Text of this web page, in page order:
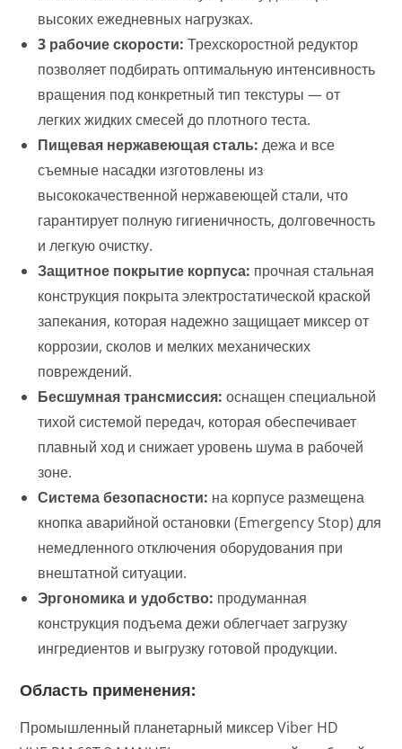
высоких ежедневных нагрузках.
3 рабочие скорости: Трехскоростной редуктор
позволяет подбирать оптимальную интенсивность
вращения под конкретный тип текстуры — от
легких жидких смесей до плотного теста.
Пищевая нержавеющая сталь: дежа и все
съемные насадки изготовлены из
высококачественной нержавеющей стали, что
гарантирует полную гигиеничность, долговечность
и легкую очистку.
Защитное покрытие корпуса: прочная стальная
конструкция покрыта электростатической краской
запекания, которая надежно защищает миксер от
коррозии, сколов и мелких механических
повреждений.
Бесшумная трансмиссия: оснащен специальной
тихой системой передач, которая обеспечивает
плавный ход и снижает уровень шума в рабочей
зоне.
Система безопасности: на корпусе размещена
кнопка аварийной остановки (Emergency Stop) для
немедленного отключения оборудования при
внештатной ситуации.
Эргономика и удобство: продуманная
конструкция подъема дежи облегчает загрузку
ингредиентов и выгрузку готовой продукции.
Область применения:
Промышленный планетарный миксер Viber HD